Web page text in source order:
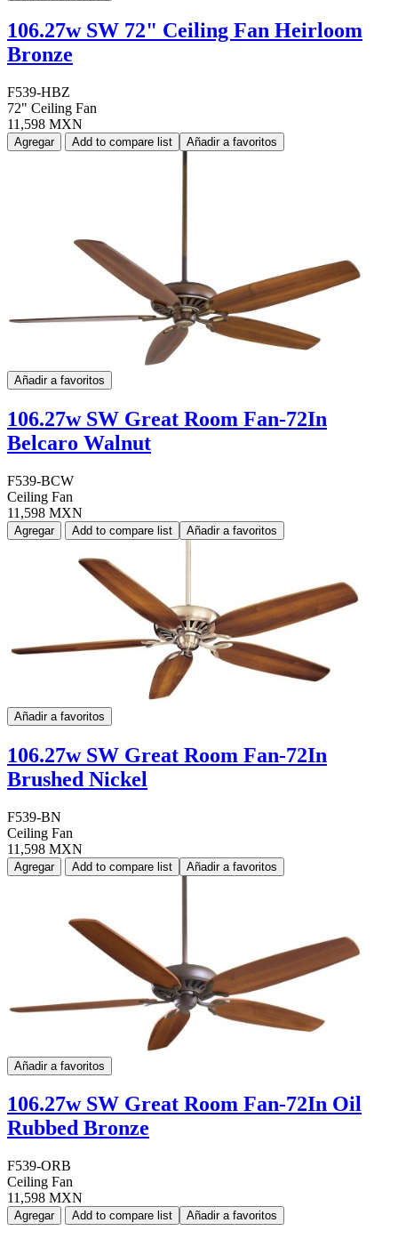
106.27w SW 72" Ceiling Fan Heirloom
Bronze
F539-HBZ
72" Ceiling Fan
11,598 MXN
Agregar Add to compare list Añadir a favoritos
Añadir a favoritos
106.27w SW Great Room Fan-72In
Belcaro Walnut
F539-BCW
Ceiling Fan
11,598 MXN
Agregar Add to compare list Añadir a favoritos
Añadir a favoritos
106.27w SW Great Room Fan-72In
Brushed Nickel
F539-BN
Ceiling Fan
11,598 MXN
Agregar Add to compare list Añadir a favoritos
Añadir a favoritos
106.27w SW Great Room Fan-72In Oil
Rubbed Bronze
F539-ORB
Ceiling Fan
11,598 MXN
Agregar Add to compare list Añadir a favoritos